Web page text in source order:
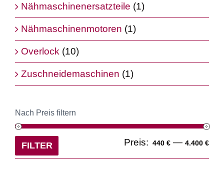
Nähmaschinenersatzteile (1)
Nähmaschinenmotoren (1)
Overlock (10)
Zuschneidemaschinen (1)
Nach Preis filtern
FILTER Preis: 440 € — 4.400 €